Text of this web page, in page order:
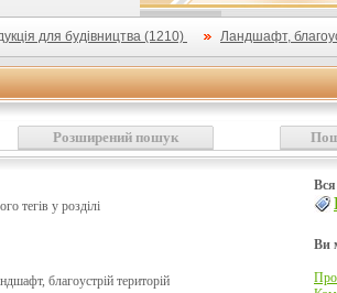
для будівництва (1210) Ландшафт,
Розширений пошук
тегів у розділі
Вся
благоустрій територій
Ви